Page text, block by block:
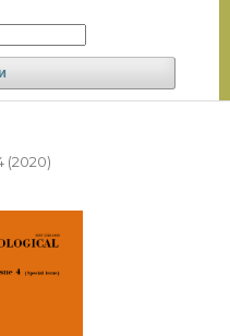
(2020)